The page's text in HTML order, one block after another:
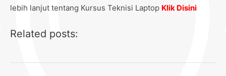
lebih lanjut tentang Kursus Teknisi Laptop Klik Disini
Related posts: